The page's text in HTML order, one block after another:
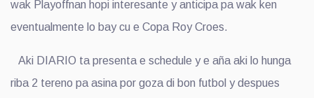
wak Playoffnan hopi interesante y anticipa pa wak ken
eventualmente lo bay cu e Copa Roy Croes.
Aki DIARIO ta presenta e schedule y e aña aki lo hunga
riba 2 tereno pa asina por goza di bon futbol y despues